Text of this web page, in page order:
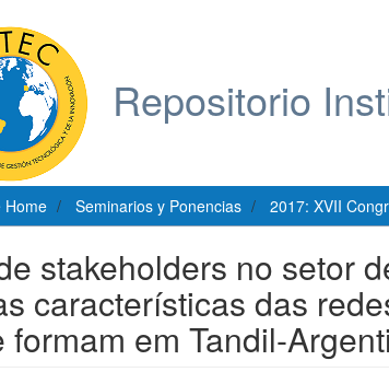
Repositorio
Home Seminarios y Ponencias 2017: XVII
stakeholders no setor
características das
formam em Tandil-